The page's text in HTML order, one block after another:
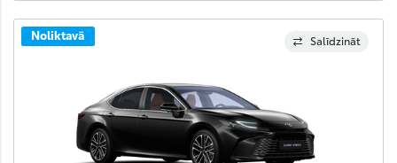
Salīdzināt
Noliktavā